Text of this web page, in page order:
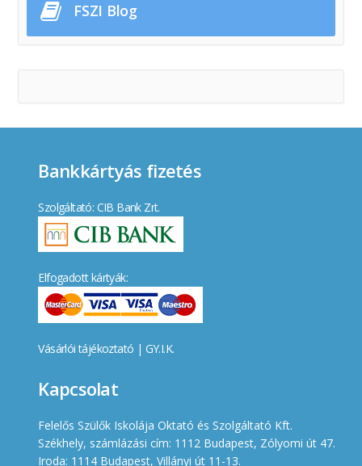
FSZI Blog
Bankkártyás fizetés
Szolgáltató: CIB Bank Zrt.
Elfogadott kártyák:
Vásárlói tájékoztató | GY.I.K.
Kapcsolat
Felelős Szülők Iskolája Oktató és Szolgáltató Kft.
Székhely, számlázási cím: 1112 Budapest, Zólyomi út 47.
Iroda: 1114 Budapest, Villányi út 11-13.